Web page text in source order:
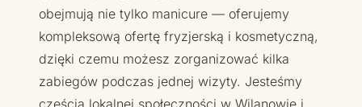
obejmują nie tylko manicure — oferujemy
kompleksową ofertę fryzjerską i kosmetyczną,
dzięki czemu możesz zorganizować kilka
zabiegów podczas jednej wizyty. Jesteśmy
częścią lokalnej społeczności w Wilanowie i